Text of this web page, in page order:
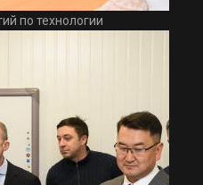
по технологии